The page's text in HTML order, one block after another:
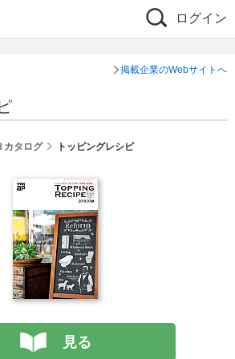
ログイン
掲載企業のWebサイトへ
カタログ トッピングレシピ
見る